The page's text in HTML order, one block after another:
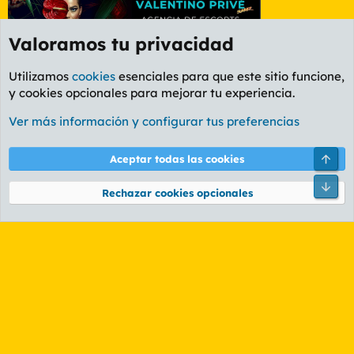
Foro General
Cookies
PL OLDSTYLE AMARILLO
Términos y reglas Política de privacidad Ayuda
Community platform by XenForo® © 2010-2026 XenForo Ltd.
Valoramos tu privacidad
Utilizamos cookies esenciales para que este sitio funcione,
y cookies opcionales para mejorar tu experiencia.
Ver más información y configurar tus preferencias
Aceptar todas las cookies
Rechazar cookies opcionales
Pie